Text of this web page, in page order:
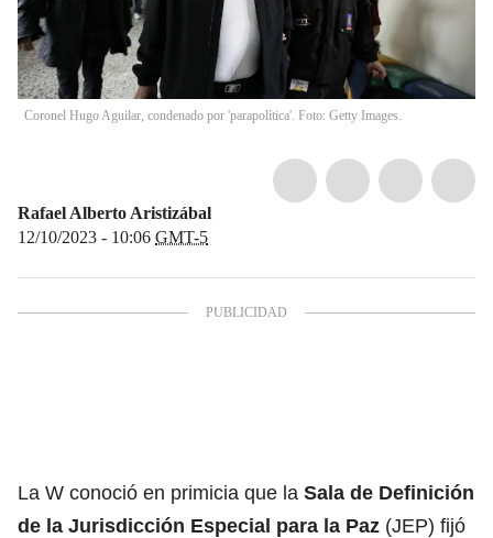
Coronel Hugo Aguilar, condenado por 'parapolítica'. Foto: Getty Images.
Rafael Alberto Aristizábal
12/10/2023 - 10:06 GMT-5
La W conoció en primicia que la Sala de Definición
de la Jurisdicción Especial para la Paz (JEP) fijó